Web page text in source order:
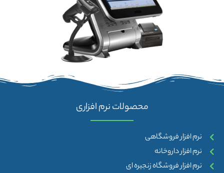
محصولات نرم افزاری
نرم افزار فروشگاهی
نرم افزار داروخانه
نرم افزار فروشگاه زنجیره ای